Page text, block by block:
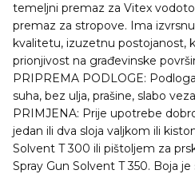
temeljni premaz za Vitex
premaz za stropove. Ima
kvalitetu, izuzetnu postojanost,
prionjivost na građevinske
PRIPREMA PODLOGE:
suha, bez ulja, prašine, slabo
PRIMJENA: Prije upotrebe
jedan ili dva sloja valjkom ili
Solvent T 300 ili pištoljem za
Spray Gun Solvent T 350. Boja